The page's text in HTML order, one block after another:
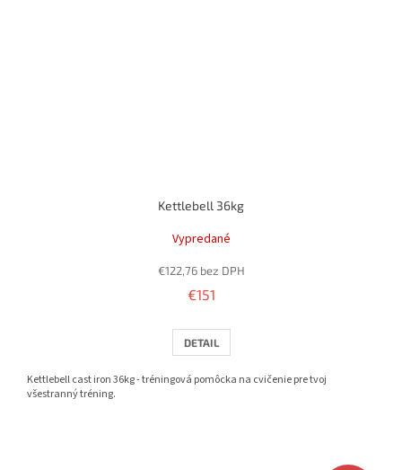
Kettlebell 36kg
Vypredané
€122,76 bez DPH
€151
DETAIL
Kettlebell cast iron 36kg - tréningová pomôcka na cvičenie pre tvoj
všestranný tréning.